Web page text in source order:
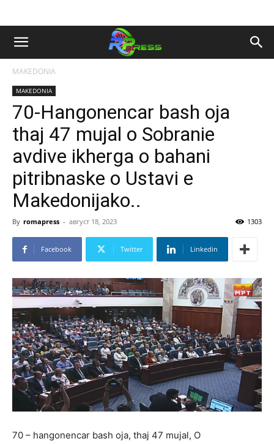
MAKEDONIA
MAKEDONIA
70-Hangonencar bash oja
thaj 47 mujal o Sobranie
avdive ikherga o bahani
pitribnaske o Ustavi e
Makedonijako..
By romapress - август 18, 2023 1303
Facebook Twitter Linkedin
70 – hangonencar bash oja, thaj 47 mujal, O